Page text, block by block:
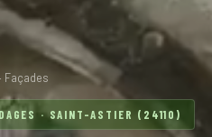
· SAINT-ASTIER (24110)